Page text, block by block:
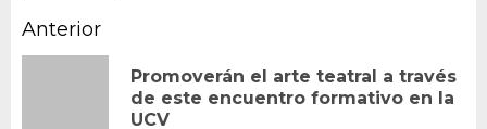
Navegación
entradas
Anterior
Promoverán el arte teatral a través
de este encuentro formativo en la
UCV